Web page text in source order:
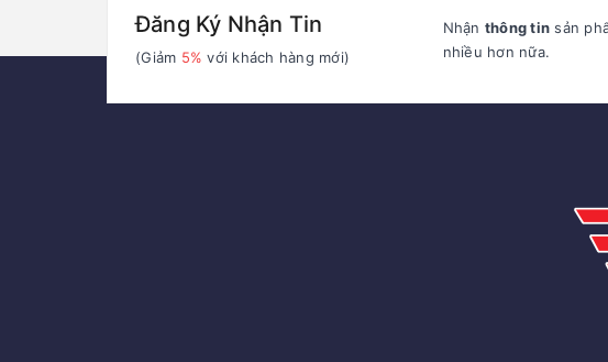
Đăng Ký Nhận Tin
(Giảm 5% với khách hàng mới)
Nhận thông tin sản
nhiều hơn nữa.